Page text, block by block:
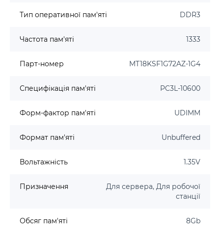
Тип оперативної пам'яті DDR3
Частота пам'яті 1333
Парт-номер MT18KSF1G72AZ-1G4
Специфікація пам'яті PC3L-10600
Форм-фактор пам'яті UDIMM
Формат пам'яті Unbuffered
Вольтажність 1.35V
Призначення
Для сервера, Для робочої
станції
Обсяг пам'яті 8Gb